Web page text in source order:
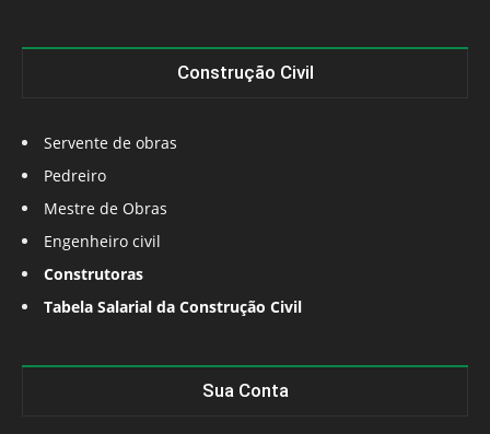
Construção Civil
Servente de obras
Pedreiro
Mestre de Obras
Engenheiro civil
Construtoras
Tabela Salarial da Construção Civil
Sua Conta